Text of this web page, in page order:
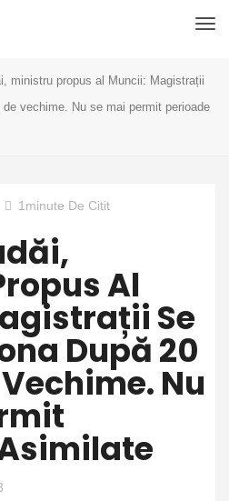
ministru propus al Muncii: Magistrații
vechime. Nu se mai permit perioade
1minute De Citit
Al
Se
După 20
Nu